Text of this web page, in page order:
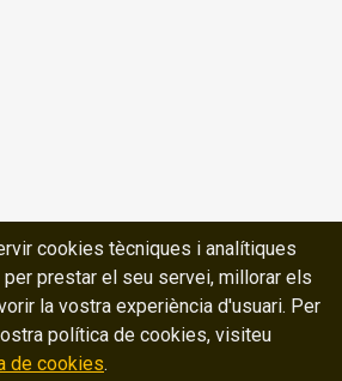
cookies tècniques i analítiques
prestar el seu servei, millorar els
la vostra experiència d'usuari. Per
política de cookies, visiteu
de cookies.